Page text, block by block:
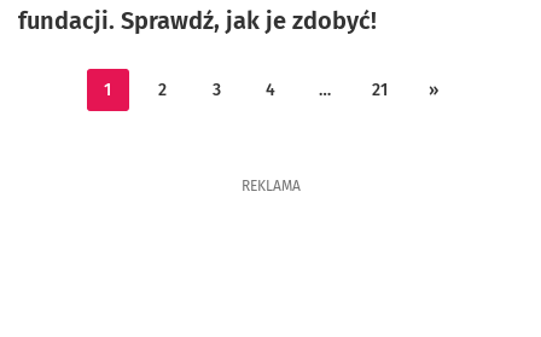
fundacji. Sprawdź, jak je zdobyć!
1 2 3 4 … 21 »
REKLAMA